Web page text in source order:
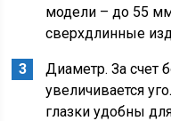
модели – до 55
сверхдлинные
Диаметр. За счет
увеличивается
глазки удобны